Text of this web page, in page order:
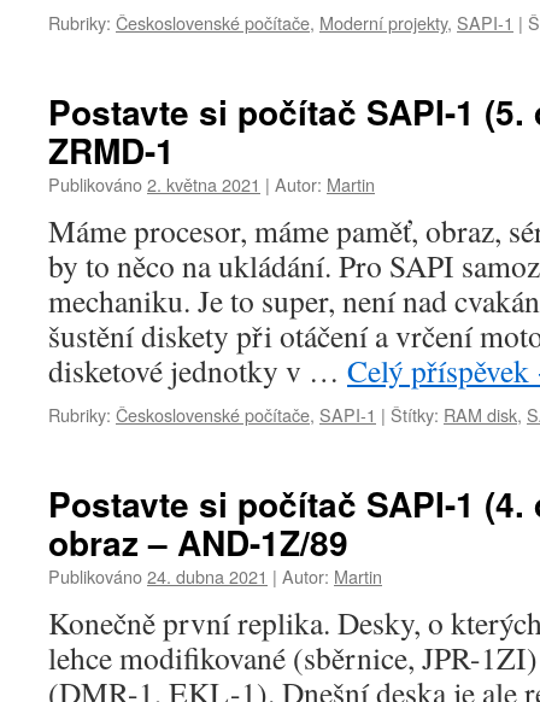
Rubriky: Československé počítače, Moderní projekty, SAPI-1 |
Postavte si počítač SAPI-1
ZRMD-1
Publikováno2. května 2021 | Autor: Martin
Máme procesor, máme paměť, obraz,
by to něco na ukládání. Pro SAPI
mechaniku. Je to super, není nad
šustění diskety při otáčení a vrčení
disketové jednotky v … Celý příspěvek
Rubriky: Československé počítače, SAPI-1 | Štítky: RAM disk,
Postavte si počítač SAPI-1 (4.
obraz – AND-1Z/89
Publikováno24. dubna 2021 | Autor: Martin
Konečně první replika. Desky, o
lehce modifikované (sběrnice, JPR-
(DMR-1, EKL-1). Dnešní deska je ale